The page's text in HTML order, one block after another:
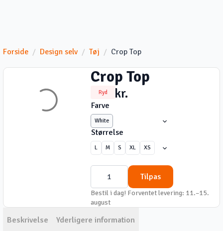
Forside Design selv Tøj Crop Top
Crop Top
200 kr.
Farve
White
Størrelse
L M S XL XS
Ryd
Crop
antal
Tilpas
Bestil i dag! Forventet levering: 11.–15.
august
Beskrivelse Yderligere information